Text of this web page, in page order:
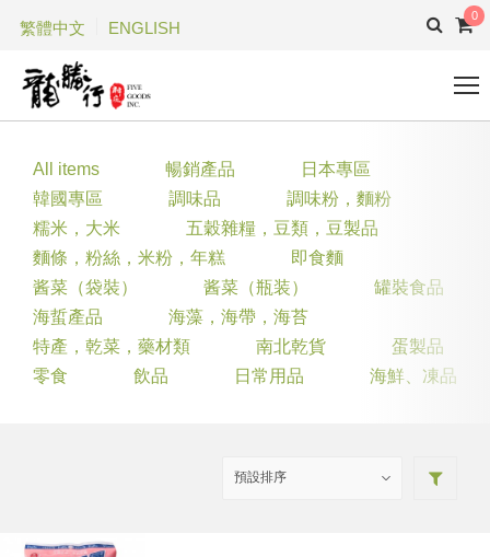
繁體中文 ENGLISH
0
All items 暢銷產品
日本專區
韓國專區
調味品
調味粉，麵粉
糯米，大米
五穀雜糧，豆類，豆製品
麵條，粉絲，米粉，年糕
即食麵
酱菜（袋裝）
酱菜（瓶装）
罐裝食品
海蜇產品
海藻，海帶，海苔
特產，乾菜，藥材類
南北乾貨
蛋製品
零食
飲品 日常用品 海鮮、凍品